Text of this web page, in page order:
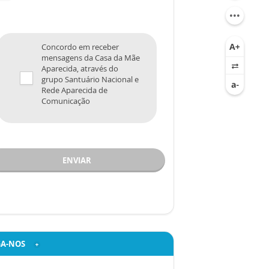
Concordo em receber
mensagens da Casa da Mãe
Aparecida, através do
grupo Santuário Nacional e
Rede Aparecida de
Comunicação
ENVIAR
NOS